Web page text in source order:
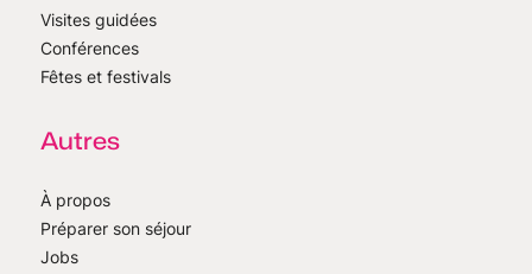
Visites guidées
Conférences
Fêtes et festivals
Autres
À propos
Préparer son séjour
Jobs